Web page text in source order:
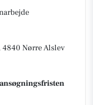
Nørre Alslev